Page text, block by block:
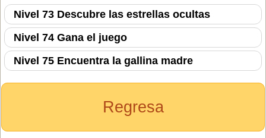
Nivel 73 Descubre las estrellas ocultas
Nivel 74 Gana el juego
Nivel 75 Encuentra la gallina madre
Regresa